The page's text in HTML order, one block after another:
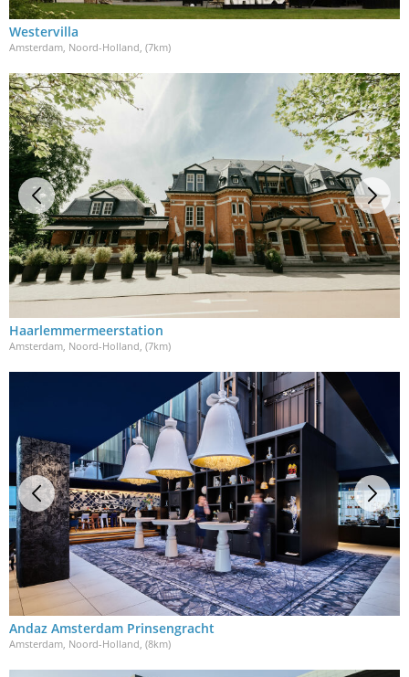
Westervilla
Amsterdam, Noord-Holland, (7km)
Haarlemmermeerstation
Amsterdam, Noord-Holland , (7km)
Andaz Amsterdam Prinsengracht
Amsterdam, Noord-Holland, (8km)